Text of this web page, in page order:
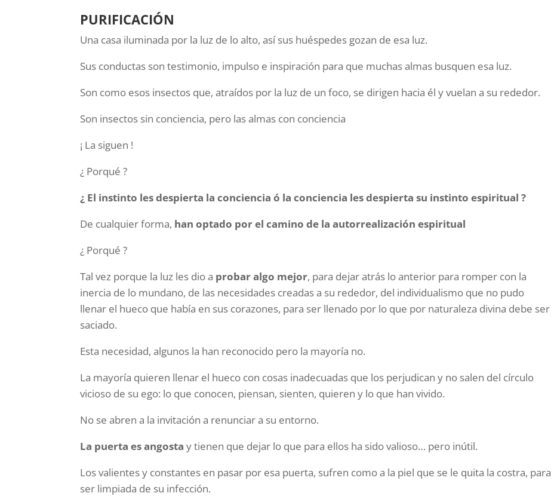
PURIFICACIÓN
Una casa iluminada por la luz de lo alto, así sus huéspedes gozan de esa luz.
Sus conductas son testimonio, impulso e inspiración para que muchas almas busquen esa luz.
Son como esos insectos que, atraídos por la luz de un foco, se dirigen hacia él y vuelan a su rededor.
Son insectos sin conciencia, pero las almas con conciencia
¡ La siguen !
¿ Porqué ?
¿ El instinto les despierta la conciencia ó la conciencia les despierta su instinto espiritual ?
De cualquier forma, han optado por el camino de la autorrealización espiritual
¿ Porqué ?
Tal vez porque la luz les dio a probar algo mejor, para dejar atrás lo anterior para romper con la
inercia de lo mundano, de las necesidades creadas a su rededor, del individualismo que no pudo
llenar el hueco que había en sus corazones, para ser llenado por lo que por naturaleza divina debe ser
saciado.
Esta necesidad, algunos la han reconocido pero la mayoría no.
La mayoría quieren llenar el hueco con cosas inadecuadas que los perjudican y no salen del círculo
vicioso de su ego: lo que conocen, piensan, sienten, quieren y lo que han vivido.
No se abren a la invitación a renunciar a su entorno.
La puerta es angosta y tienen que dejar lo que para ellos ha sido valioso… pero inútil.
Los valientes y constantes en pasar por esa puerta, sufren como a la piel que se le quita la costra, para
ser limpiada de su infección.